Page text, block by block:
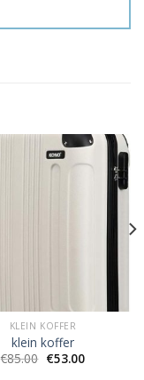
KLEIN KOFFER
klein koffer
€85.00 €53.00